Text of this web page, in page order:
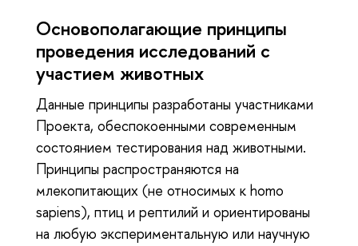
Основополагающие принципы
проведения исследований с
участием животных
Данные принципы разработаны участниками
Проекта, обеспокоенными современным
состоянием тестирования над животными.
Принципы распространяются на
млекопитающих (не относимых к homo
sapiens), птиц и рептилий и ориентированы
на любую экспериментальную или научную